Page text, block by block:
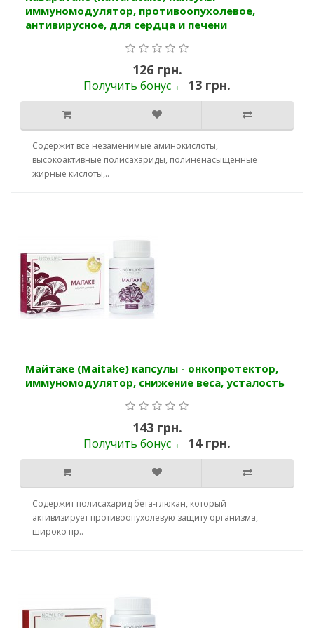
иммуномодулятор, противоопухолевое,
антивирусное, для сердца и печени
126 грн.
Получить бонус ← 13 грн.
Содержит все незаменимые аминокислоты,
высокоактивные полисахариды, полиненасыщенные
жирные кислоты,..
Майтаке (Maitake) капсулы - онкопротектор,
иммуномодулятор, снижение веса, усталость
143 грн.
Получить бонус ← 14 грн.
Cодержит полисахарид бета-глюкан, который
активизирует противоопухолевую защиту организма,
широко пр..